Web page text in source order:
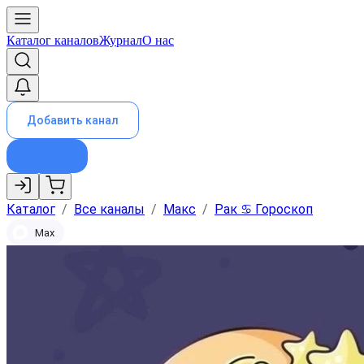
Каталог каналовЖурналО нас
Добавить канал
Каталог / Все каналы / Макс / Рак ♋︎ Гороскоп
Max